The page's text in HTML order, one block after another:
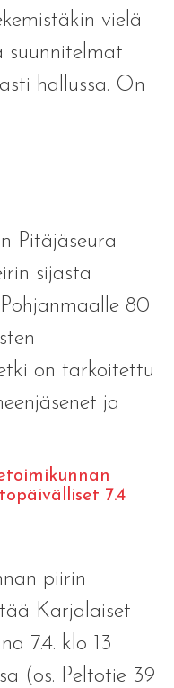
vielä
suunnitelmat
hallussa. On
Pitäjäseura
sijasta
80
on tarkoitettu
ja
7.4
piirin
Karjalaiset
7.4. klo 13
(os. Peltotie 39